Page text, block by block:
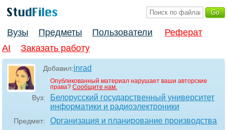
Вузы Предметы Пользователи
Реферат
AI
Заказать работу
Добавил:inrad
Опубликованный материал нарушает ваши авторские
права? Сообщите нам.
Вуз:
Белорусский государственный университет
информатики и радиоэлектроники
Предмет: Организация и планирование производства